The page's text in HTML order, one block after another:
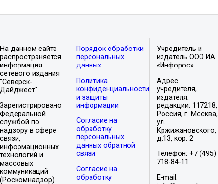
На данном сайте
распространяется
информация
сетевого издания
"Северск-
Дайджест".
Зарегистрировано
Федеральной
службой по
надзору в сфере
связи,
информационных
технологий и
массовых
коммуникаций
(Роскомнадзор).
Порядок обработки
персональных
данных
Политика
конфиденциальности
и защиты
информации
Согласие на
обработку
персональных
данных обратной
связи
Согласие на
обработку
Учредитель и
издатель ООО ИА
«Инфорос».
Адрес
учредителя,
издателя,
редакции: 117218,
Россия, г. Москва,
ул.
Кржижановского,
д.13, кор. 2
Телефон: +7 (495)
718-84-11
E-mail: